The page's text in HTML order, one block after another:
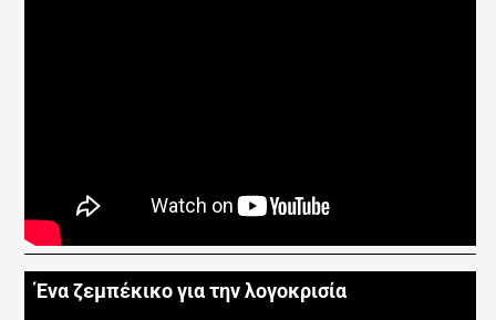
Ένα ζεμπέκικο για την λογοκρισία